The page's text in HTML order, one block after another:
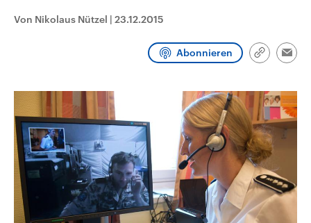
Von Nikolaus Nützel | 23.12.2015
Abonnieren
Link